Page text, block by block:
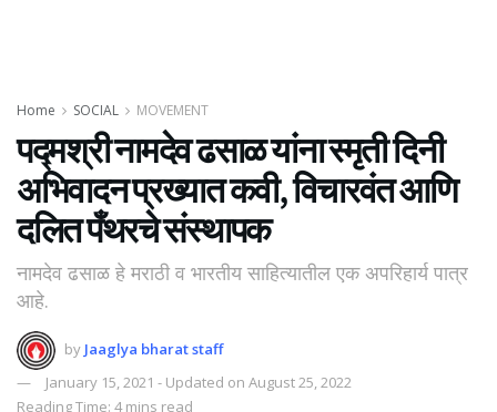
Home SOCIAL MOVEMENT
पद्मश्री नामदेव ढसाळ यांना स्मृती दिनी
अभिवादन प्रख्यात कवी, विचारवंत आणि
दलित पँथरचे संस्थापक
नामदेव ढसाळ हे मराठी व भारतीय साहित्यातील एक अपरिहार्य पात्र
आहे.
by Jaaglya bharat staff
January 15, 2021 - Updated on August 25, 2022
Reading Time: 4 mins read